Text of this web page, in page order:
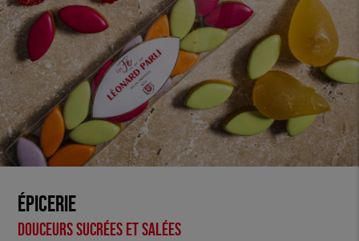
Épicerie
Douceurs sucrées et salées